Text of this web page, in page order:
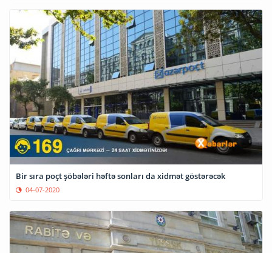
Bir sıra poçt şöbələri həftə sonları da xidmət göstərəcək
04-07-2020